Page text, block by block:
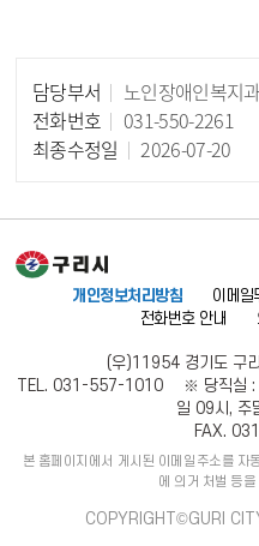
담당부서
노인장애인복지과
전화번호
031-550-2261
최종수정일
2026-07-20
개인정보처리방침 이메일
전화번호 안내
(우)11954 경기도 구
TEL. 031-557-1010 ※ 당직실 :
일 09시, 주
FAX.
본 홈페이지에서 게시된 이메일주소를 자
에 의거 처벌 등
COPYRIGHT©GURI